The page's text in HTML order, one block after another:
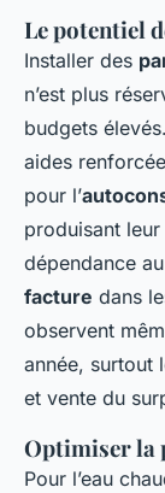
Le potentiel
Installer des
n’est plus
budgets
aides
pour l’
produisant
dépendance
facture dans
observent
année, surtout
et vente du
Optimiser la
Pour l’eau